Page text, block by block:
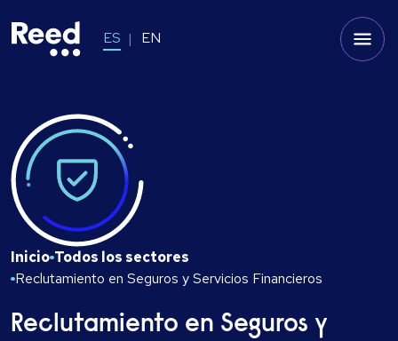
ES EN
Inicio Todos los sectores
Reclutamiento en Seguros y Servicios Financieros
Reclutamiento en Seguros y